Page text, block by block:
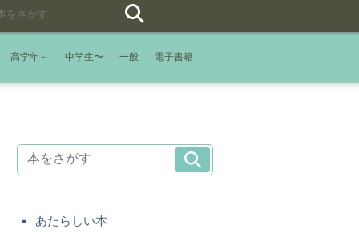
高学年～ 中学生〜 一般 電子書籍
あたらしい本